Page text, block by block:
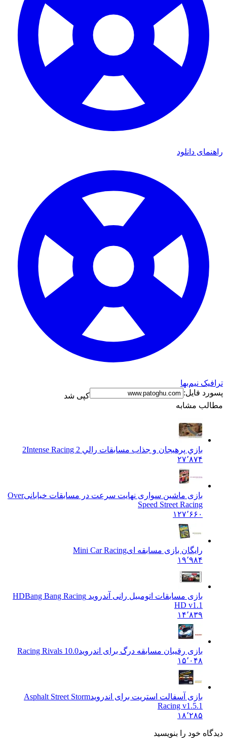
راهنمای دانلود
ترافیک نیم‌بها
پسورد فایل:
کپی شد
مطالب مشابه
بازي پرهيجان و جذاب مسابقات رالي 2 Intense Racing 2
۲۷٬۸۷۴
بازی ماشین سواری نهایت سرعت در مسابقات خیابانیOver
Speed Street Racing
۱۲۷٬۶۶۰
رایگان بازی مسابقه ایMini Car Racing
۱۹٬۹۸۴
بازی مسابقات اتومبیل رانی آندروید HD Bang Bang Racing
HD v1.1
۱۴٬۸۳۹
بازی رقیبان مسابقه درگ برای اندرویدRacing Rivals 10.0
۱۵٬۰۴۸
بازی آسفالت استریت برای اندرویدAsphalt Street Storm
Racing v1.5.1
۱۸٬۲۸۵
دیدگاه خود را بنویسید